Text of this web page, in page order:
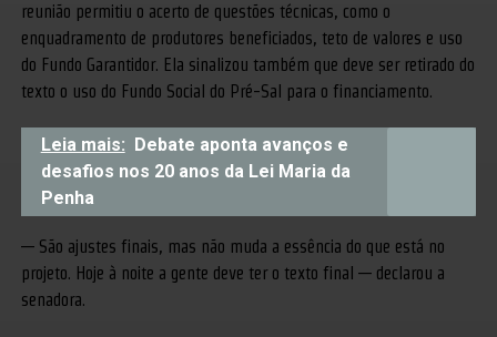
reunião permitiu o acerto de questões técnicas, como o
enquadramento de produtores beneficiados, teto de valores e uso
do Fundo Garantidor. Ela sinalizou também que deve ser retirado do
texto o uso do Fundo Social do Pré-Sal para o financiamento.
Leia mais: Debate aponta avanços e
desafios nos 20 anos da Lei Maria da
Penha
— São ajustes finais, mas não muda a essência do que está no
projeto. Hoje à noite a gente deve ter o texto final — declarou a
senadora.